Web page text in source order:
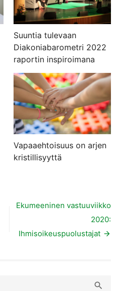
Suuntia tulevaan
Diakoniabarometri 2022
raportin inspiroimana
Vapaaehtoisuus on arjen
kristillisyyttä
Ekumeeninen vastuuviikko
2020:
Ihmisoikeuspuolustajat
